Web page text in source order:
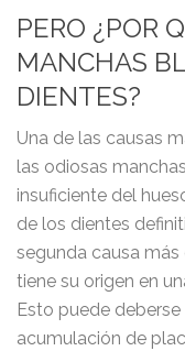
PERO ¿POR
MANCHAS
DIENTES?
Una de las causas
las odiosas
insuficiente del
de los dientes
segunda causa
tiene su origen en
Esto puede
acumulación de